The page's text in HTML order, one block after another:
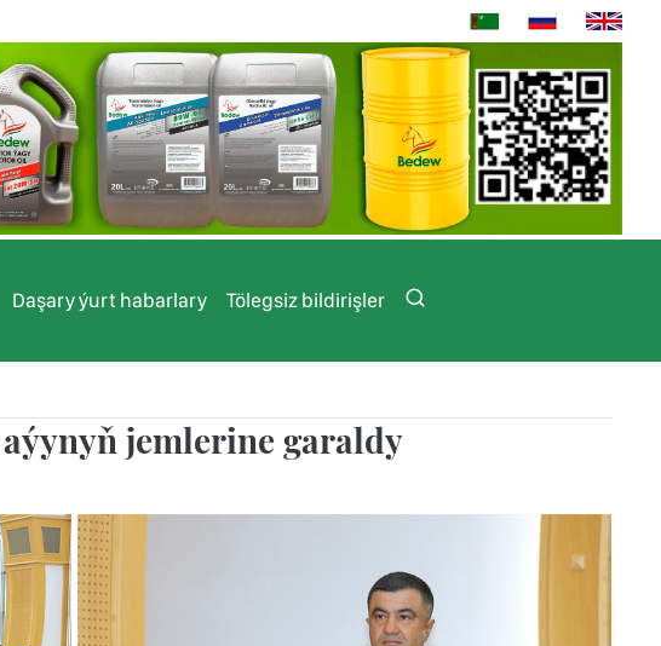
Daşary ýurt habarlary Tölegsiz bildirişler
jemlerine garaldy